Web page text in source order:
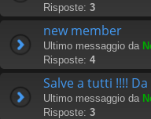
Risposte: 3
new member
Ultimo messaggio da
Risposte: 4
Salve a tutti !!!!
Ultimo messaggio da
Risposte: 3